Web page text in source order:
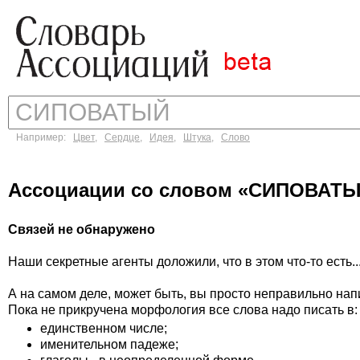
Например: Цвет, Сердце, Идея, Штука, Слово
Ассоциации со словом
Связей не обнаружено
Наши секретные агенты доложили, что в этом что-то
А на самом деле, может быть, вы просто неправильно
Пока не прикручена морфология все слова надо писать в:
единственном числе;
именительном падеже;